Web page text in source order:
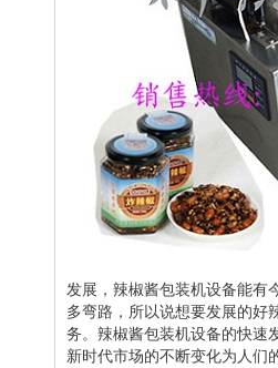
发展， 辣椒酱包装机设备能有
多弯路，所以说想要发展的好
务。 辣椒酱包装机设备的快速
新时代市场的不断变化为人们